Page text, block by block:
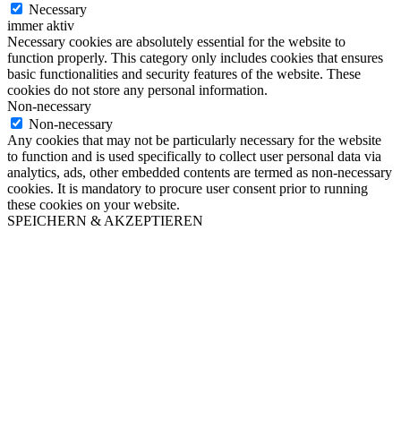
Necessary
immer aktiv
Necessary cookies are absolutely essential for the website to
function properly. This category only includes cookies that ensures
basic functionalities and security features of the website. These
cookies do not store any personal information.
Non-necessary
Non-necessary
Any cookies that may not be particularly necessary for the website
to function and is used specifically to collect user personal data via
analytics, ads, other embedded contents are termed as non-necessary
cookies. It is mandatory to procure user consent prior to running
these cookies on your website.
SPEICHERN & AKZEPTIEREN